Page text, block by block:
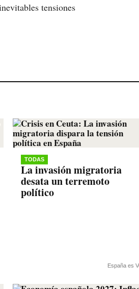
tensiones
TODAS
La invasión migratoria
desata un terremoto
político
España es